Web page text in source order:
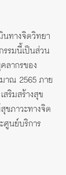
ทางจิตวิทยา
รมนี้เป็นส่วน
ลากรของ
าณ 2565 ภาย
สริมสร้างสุข
ขภาวะทางจิต
ศูนย์บริการ